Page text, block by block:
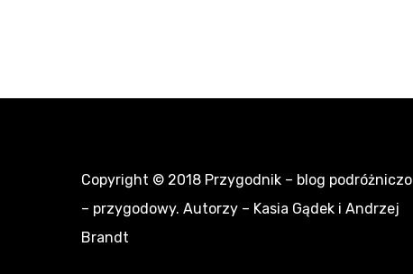
Copyright © 2018 Przygodnik – blog podróżniczo
– przygodowy. Autorzy – Kasia Gądek i Andrzej
Brandt